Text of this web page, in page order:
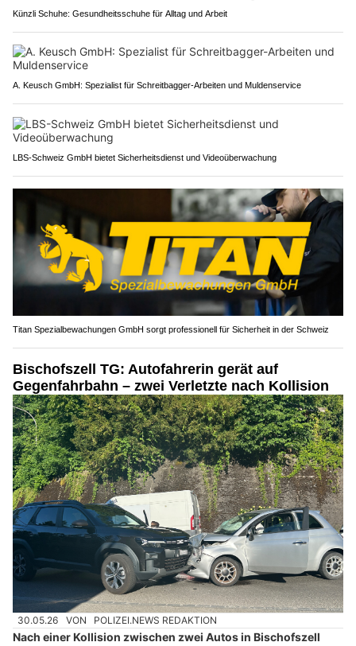
Künzli Schuhe: Gesundheitsschuhe für Alltag und Arbeit
A. Keusch GmbH: Spezialist für Schreitbagger-Arbeiten und Muldenservice
LBS-Schweiz GmbH bietet Sicherheitsdienst und Videoüberwachung
Titan Spezialbewachungen GmbH sorgt professionell für Sicherheit in der Schweiz
Bischofszell TG: Autofahrerin gerät auf
Gegenfahrbahn – zwei Verletzte nach Kollision
30.05.26 VON POLIZEI.NEWS REDAKTION
Nach einer Kollision zwischen zwei Autos in Bischofszell